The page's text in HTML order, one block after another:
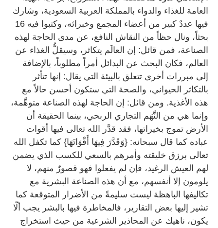
العامة للغذاء والدواء بالمملكة العربية السعودية، وشارك
فيها عددٌ كبير من أعضاء المجمع وخبرائه، وكتبوا فيه 16
بحثاً، ونال حظاً من النقاش النافع، عن مدى الحاجة لهذه
الصناعة، فمن قائل: إن العالَم يتكاثر، وسيقلُّ الغذاء عن
العالم، فكان البحث عن البدائل أمراً مطلوباً، بالإضافة
إلى مبررات أخرى تتعلق بالبيئة التي يقال: إنها تتأثر
بالتكاثر الحيواني، والصحة التي ستكون أحسن حالاً مع
هذه الأغذية. ومن قائل: إن الحاجة لهذه الصناعة متوهَّمة،
وإنما هي من النَّهَم التجاري الربحي، بينما الحقيقة أن
الأرض تموج بخيراتها، فقد قدَّر الله تعالى فيها أقوات
عباده كما قال سبحانه: {وَقَدَّرَ فِيهَا أَقْوَاتَهَا} كما تكفل الله
تعالى برزق خليقته وأمرهم بالسعي للكسب الذي يضمن
لهم العيش الرغيد، فإن لم يفعلوا فهو قصورٌ منهم، لا
يلومون إلا أنفسهم، مع أن هذه الصناعة البشرية مع
تكاليفها الباهظة ليست سليمةً من الأضرار المتوقعة كما
تشير إليها بعض التقارير، فالمخاطرة فيها بالبشر يجب ألّا
يكون، ناهيك عن المحاذير الشرعية من حيث استخراج